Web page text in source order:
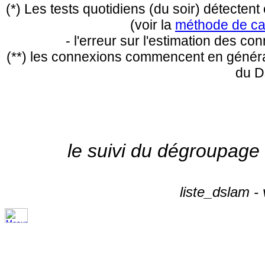
(*) Les tests quotidiens (du soir)
(voir la méthode de
- l'erreur sur l'estimation des
(**) les connexions commencent en
du
le suivi du
liste_dslam -